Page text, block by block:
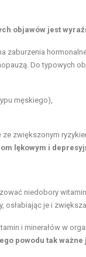
objawów jest
zaburzenia
Do typowych
męskiego),
zwiększonym
lękowym i
niedobory
osłabiając je i
i minerałów w
powodu tak